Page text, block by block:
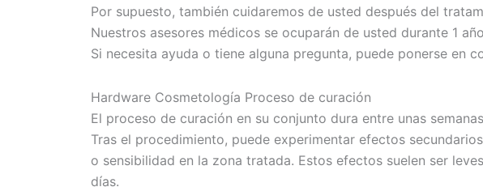
Por supuesto, también cuidaremos de usted después del
Nuestros asesores médicos se ocuparán de usted durante 1
Si necesita ayuda o tiene alguna pregunta, puede ponerse en
Hardware Cosmetología Proceso de curación
El proceso de curación en su conjunto dura entre unas
Tras el procedimiento, puede experimentar efectos
o sensibilidad en la zona tratada. Estos efectos suelen ser
días.